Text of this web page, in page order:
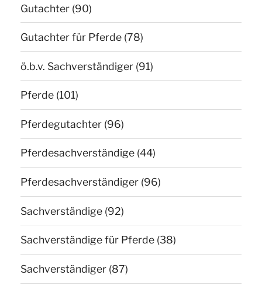
Gutachter (90)
Gutachter für Pferde (78)
ö.b.v. Sachverständiger (91)
Pferde (101)
Pferdegutachter (96)
Pferdesachverständige (44)
Pferdesachverständiger (96)
Sachverständige (92)
Sachverständige für Pferde (38)
Sachverständiger (87)